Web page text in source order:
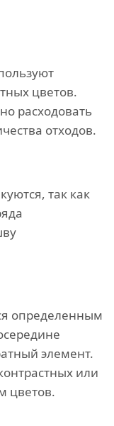
цветов.
расходовать
отходов.
так как
определенным
элемент.
или
цветов.